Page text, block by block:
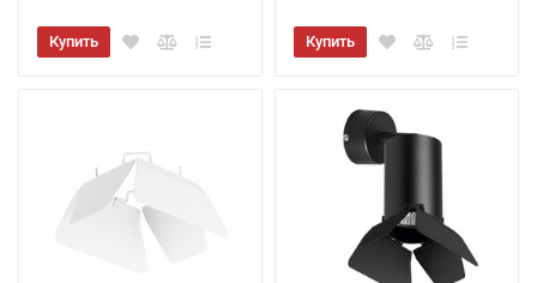
Купить Купить